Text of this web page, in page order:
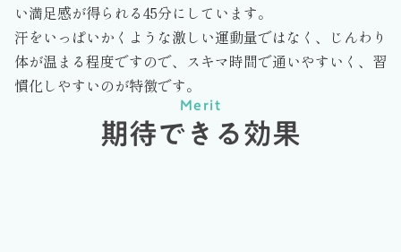
い満足感が得られる45分にしています。
汗をいっぱいかくような激しい運動量ではなく、じんわり
体が温まる程度ですので、スキマ時間で通いやすいく、習
慣化しやすいのが特徴です。
Merit
期待できる効果